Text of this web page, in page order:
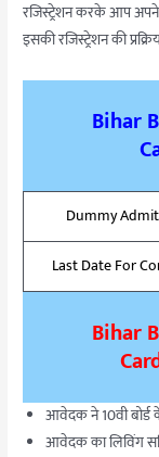
रजिस्ट्रेशन करके आप
इसकी रजिस्ट्रेशन की
Bihar
Dummy
Last Date For
Bihar
आवेदक ने 10वी
आवेदक का लिविंग